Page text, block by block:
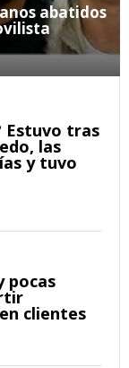
abatidos
Estuvo tras
las
y tuvo
pocas
clientes